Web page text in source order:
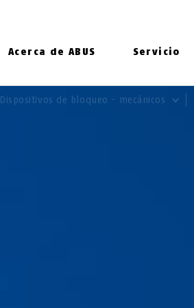
Acerca de ABUS Servicio
Dispositivos de bloqueo - mecánicos